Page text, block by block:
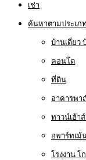
เช่า
ค้นหาตามประเภท
บ้านเดี่ยว
คอนโด
ที่ดิน
อาคารพ
ทาวน์เฮ้า
อพาร์ทเม้
โรงงาน โ